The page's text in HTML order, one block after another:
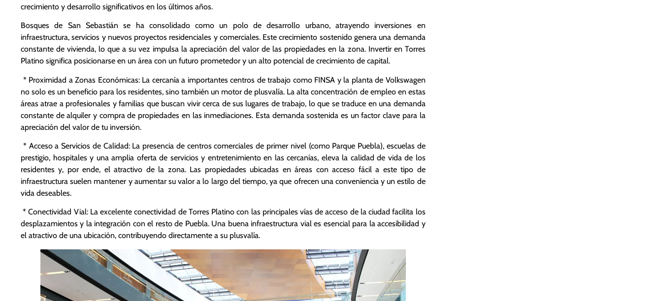
crecimiento y desarrollo significativos en los últimos años.
Bosques de San Sebastián se ha consolidado como un polo de desarrollo urbano, atrayendo inversiones en
infraestructura, servicios y nuevos proyectos residenciales y comerciales. Este crecimiento sostenido genera una demanda
constante de vivienda, lo que a su vez impulsa la apreciación del valor de las propiedades en la zona. Invertir en Torres
Platino significa posicionarse en un área con un futuro prometedor y un alto potencial de crecimiento de capital.
* Proximidad a Zonas Económicas: La cercanía a importantes centros de trabajo como FINSA y la planta de Volkswagen
no solo es un beneficio para los residentes, sino también un motor de plusvalía. La alta concentración de empleo en estas
áreas atrae a profesionales y familias que buscan vivir cerca de sus lugares de trabajo, lo que se traduce en una demanda
constante de alquiler y compra de propiedades en las inmediaciones. Esta demanda sostenida es un factor clave para la
apreciación del valor de tu inversión.
* Acceso a Servicios de Calidad: La presencia de centros comerciales de primer nivel (como Parque Puebla), escuelas de
prestigio, hospitales y una amplia oferta de servicios y entretenimiento en las cercanías, eleva la calidad de vida de los
residentes y, por ende, el atractivo de la zona. Las propiedades ubicadas en áreas con acceso fácil a este tipo de
infraestructura suelen mantener y aumentar su valor a lo largo del tiempo, ya que ofrecen una conveniencia y un estilo de
vida deseables.
* Conectividad Vial: La excelente conectividad de Torres Platino con las principales vías de acceso de la ciudad facilita los
desplazamientos y la integración con el resto de Puebla. Una buena infraestructura vial es esencial para la accesibilidad y
el atractivo de una ubicación, contribuyendo directamente a su plusvalía.